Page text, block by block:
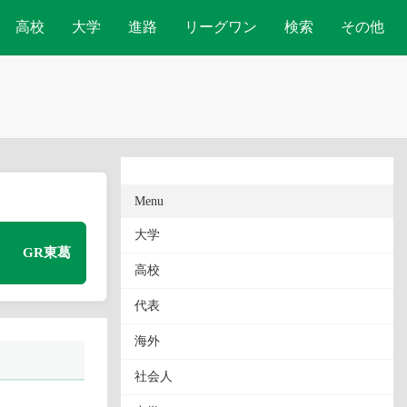
高校 大学 進路 リーグワン 検索 その他
GR東葛
Menu
大学
高校
代表
海外
社会人